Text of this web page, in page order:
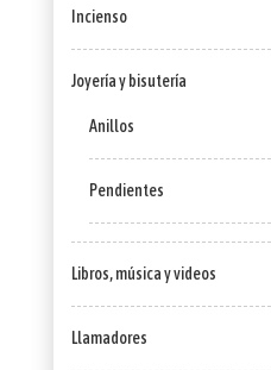
Incienso
Joyería y bisutería
Anillos
Pendientes
Libros, música y videos
Llamadores